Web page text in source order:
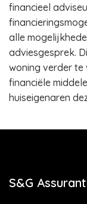
financieel
alle
adviesgesprek.
woning verder
financiële
huiseigenaren
S&G